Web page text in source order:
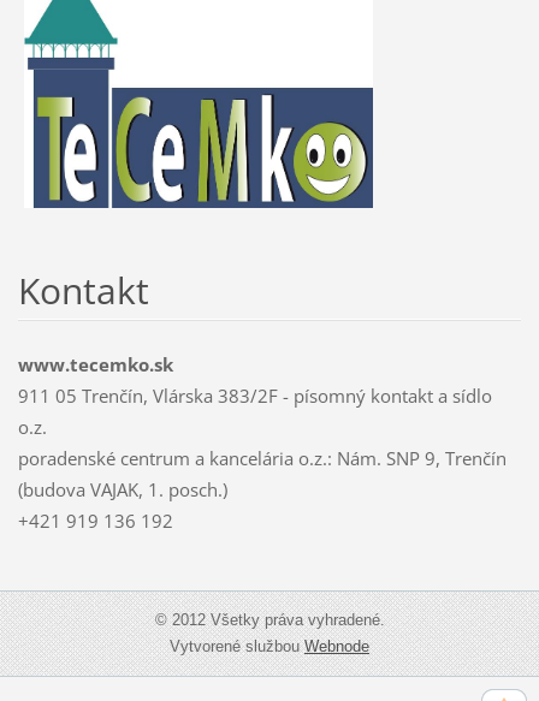
Kontakt
www.tecemko.sk
911 05 Trenčín, Vlárska 383/2F - písomný kontakt a sídlo
o.z.
poradenské centrum a kancelária o.z.: Nám. SNP 9, Trenčín
(budova VAJAK, 1. posch.)
+421 919 136 192
© 2012 Všetky práva vyhradené.
Vytvorené službouWebnode